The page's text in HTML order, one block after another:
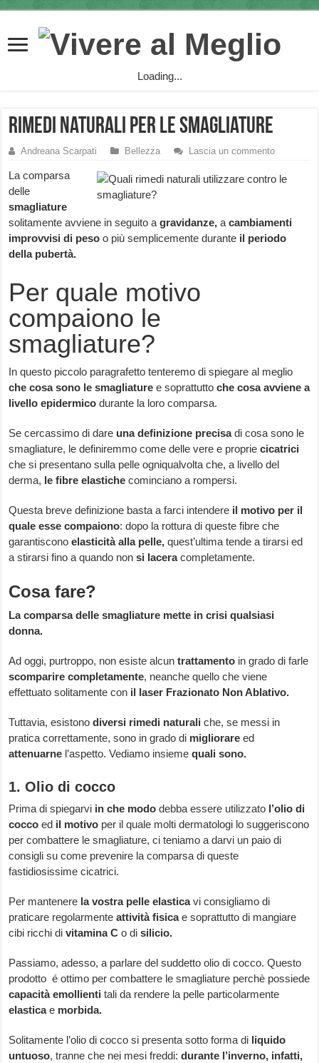
Loading...
Rimedi naturali per le smagliature
Andreana Scarpati Bellezza Lascia un commento
La comparsa
delle
smagliature
solitamente avviene in seguito a gravidanze, acambiamenti
improvvisi di peso o più semplicemente durante il periodo
della pubertà.
Per quale motivo
compaiono le
smagliature?
In questo piccolo paragrafetto tenteremo di spiegare al meglio
che cosa sono le smagliature e soprattuttoche cosa avviene a
livello epidermicodurante la loro comparsa.
Se cercassimo di dare una definizione precisadi cosa sono le
smagliature, le definiremmo come delle vere e propriecicatrici
che si presentano sulla pelle ogniqualvolta che, a livello del
derma, le fibre elastiche cominciano a rompersi.
Questa breve definizione basta a farci intendere il motivo per il
quale esse compaiono: dopo la rottura di queste fibre che
garantisconoelasticità alla pelle, quest’ultima tende a tirarsi ed
a stirarsi fino a quando nonsi laceracompletamente.
Cosa fare?
La comparsa delle smagliature mette in crisi qualsiasi
donna.
Ad oggi, purtroppo, non esiste alcun trattamento in grado di farle
scomparire completamente, neanche quello che viene
effettuato solitamente con il laser Frazionato Non Ablativo.
Tuttavia, esistonodiversi rimedi naturali che, se messi in
pratica correttamente, sono in grado di migliorare ed
attenuarne l’aspetto. Vediamo insieme quali sono.
1. Olio di cocco
Prima di spiegarvi in che modo debba essere utilizzato l’olio di
cocco ed il motivo per il quale molti dermatologi lo suggeriscono
per combattere le smagliature, ci teniamo a darvi un paio di
consigli su come prevenire la comparsa di queste
fastidiosissime cicatrici.
Per mantenere la vostra pelle elasticavi consigliamo di
praticare regolarmenteattività fisicae soprattutto di mangiare
cibi ricchi divitamina Co disilicio.
Passiamo, adesso, a parlare del suddetto olio di cocco. Questo
prodotto é ottimo per combattere le smagliature perchè possiede
capacità emollienti tali da rendere la pelle particolarmente
elasticae morbida.
Solitamente l’olio di cocco si presenta sotto forma di liquido
untuoso, tranne che nei mesi freddi:durante l’inverno, infatti,